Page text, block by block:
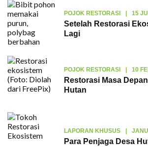
POJOK RESTORASI | 15
Setelah Restorasi
Lagi
POJOK RESTORASI | 10
Restorasi Masa
Hutan
LAPORAN KHUSUS |
Para Penjaga Desa